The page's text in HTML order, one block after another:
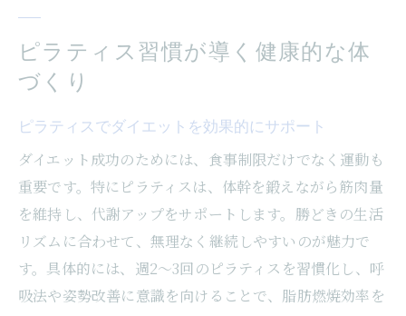
ピラティス習慣が導く健康的な体
づくり
ピラティスでダイエットを効果的にサポート
ダイエット成功のためには、食事制限だけでなく運動も
重要です。特にピラティスは、体幹を鍛えながら筋肉量
を維持し、代謝アップをサポートします。勝どきの生活
リズムに合わせて、無理なく継続しやすいのが魅力で
す。具体的には、週2〜3回のピラティスを習慣化し、呼
吸法や姿勢改善に意識を向けることで、脂肪燃焼効率を